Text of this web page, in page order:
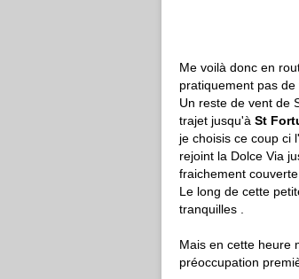
Me voilà donc en
pratiquement pas de
Un reste de vent de
trajet jusqu'à St
je choisis ce coup ci
rejoint la Dolce Via
fraichement
Le long de cette
tranquilles .
Mais en cette heure
préoccupation